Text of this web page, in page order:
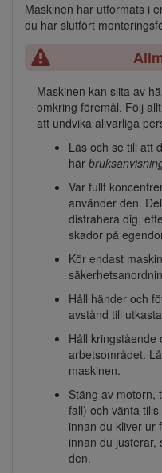
Maskinen har utformats i
du har slutfört
Maskinen kan slita av
omkring föremål. Följ
att undvika allvarliga
Läs och se till att
här
Var fullt
använder den.
distrahera dig,
skador på
Kör endast
Håll händer och
avstånd till
Håll kringstående
arbetsområdet.
maskinen.
Stäng av motorn,
fall) och vänta
innan du kliver ur
innan du justerar,
den.